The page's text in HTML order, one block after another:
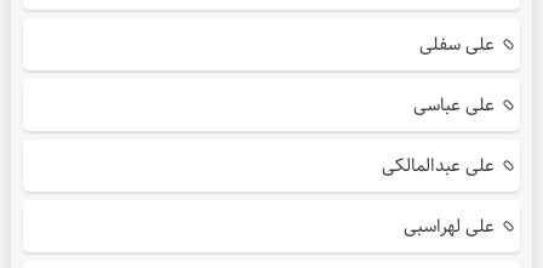
علی سفلی
علی عباسی
علی عبدالمالکی
علی لهراسبی